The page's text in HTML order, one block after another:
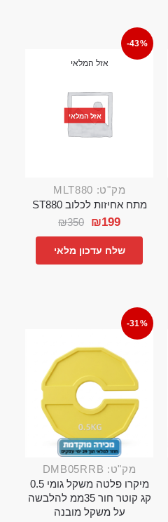
-43%
אזל המלאי
אזל המלאי
מק"ט: MLT880
מתח אחיזות לכלוב ST880
₪350 ₪199
שלח עדכון מלאי
-31%
מק"ט: DMB05RRB
מיקרו פלטה משקל גומי 0.5
קג קוטר חור 35ממ להלבשה
על משקל מובנה